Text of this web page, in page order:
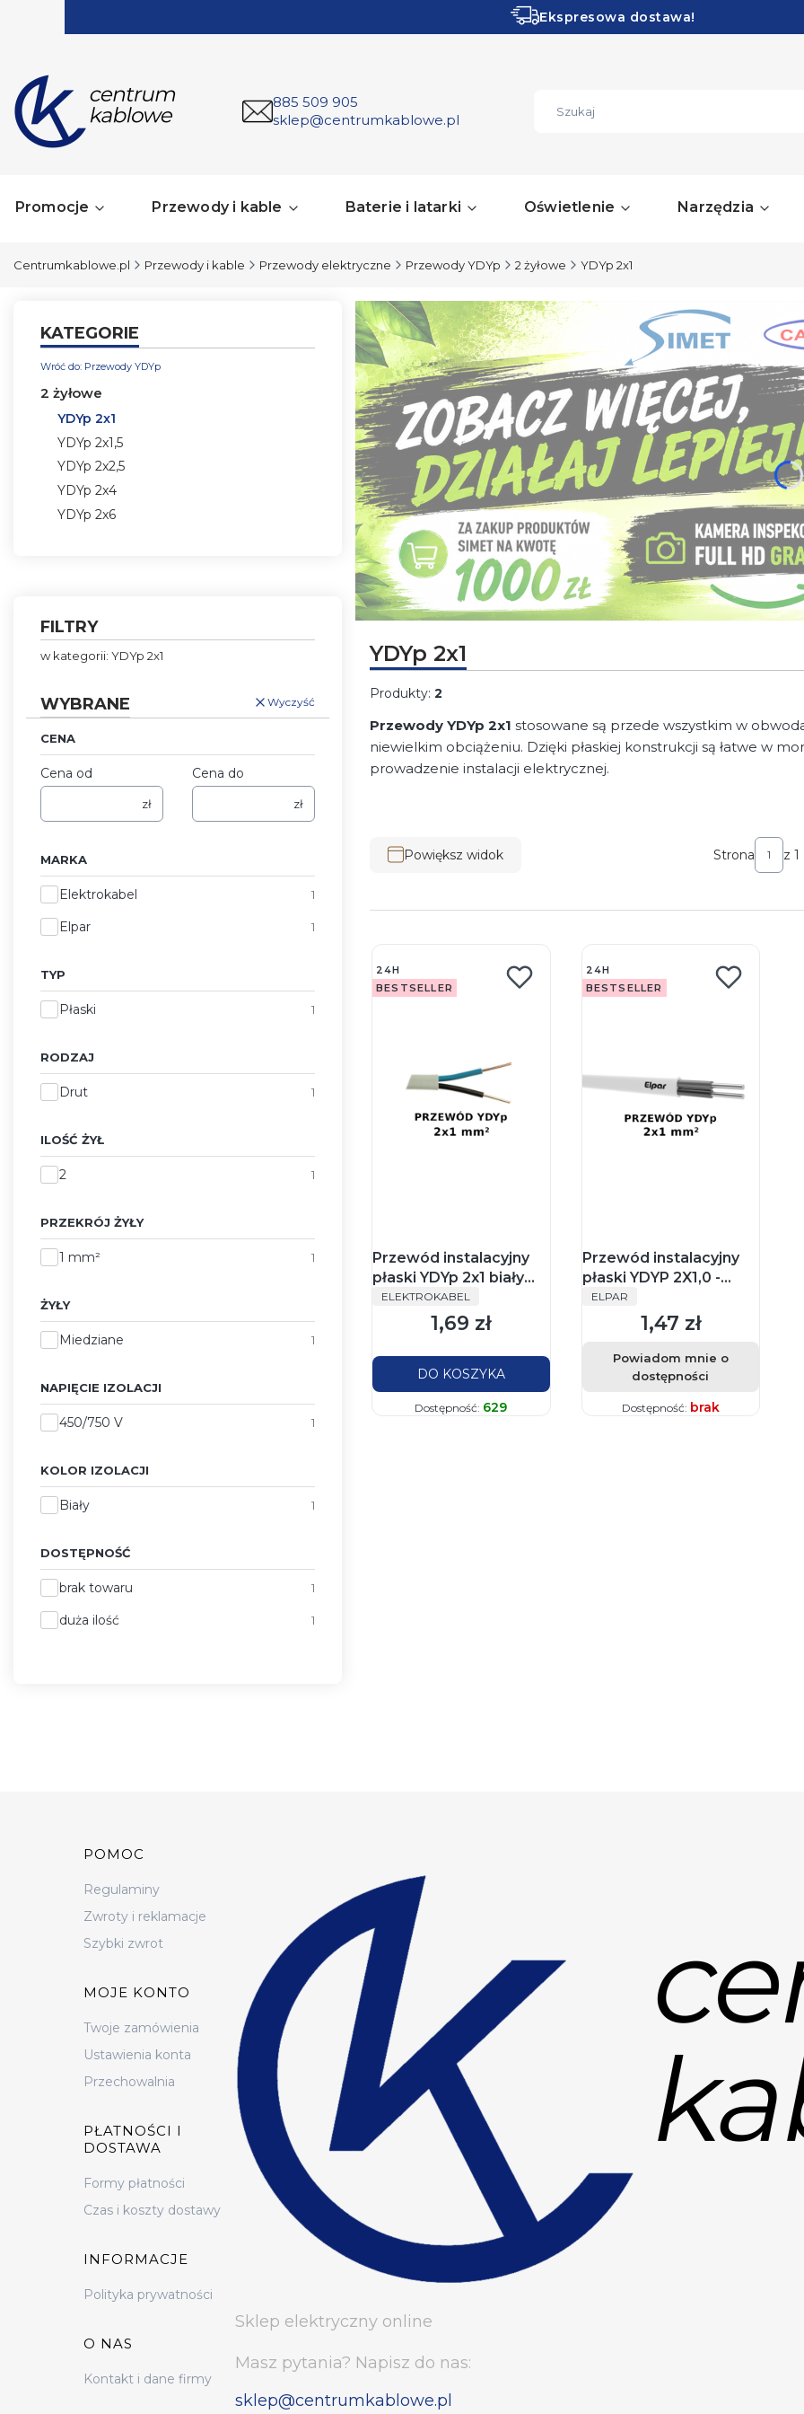
Ekspresowa dostawa!
885 509 905
sklep@centrumkablowe.pl
Promocje Przewody i kable Baterie i latarki Oświetlenie Narzędzia
Centrumkablowe.pl Przewody i kable Przewody elektryczne Przewody YDYp 2 żyłowe YDYp 2x1
KATEGORIE
Wróć do: Przewody YDYp
2 żyłowe
YDYp 2x1
YDYp 2x1,5
YDYp 2x2,5
YDYp 2x4
YDYp 2x6
FILTRY
w kategorii: YDYp 2x1
WYBRANE Wyczyść
CENA
Cena od
zł
Cena do
zł
MARKA
MarkaElektrokabel 1
Elpar 1
TYP
TypPłaski 1
RODZAJ
Rodzaj
Drut 1
ILOŚĆ ŻYŁ
Ilość żył
2 1
PRZEKRÓJ ŻYŁY
Przekrój żyły
1 mm² 1
ŻYŁY
ŻyłyMiedziane 1
NAPIĘCIE IZOLACJI
Napięcie izolacji
450/750 V 1
KOLOR IZOLACJI
Kolor izolacji
Biały 1
DOSTĘPNOŚĆ
Dostępność
brak towaru 1
duża ilość 1
YDYp 2x1
Produkty: 2
Przewody YDYp 2x1 stosowane są przede wszystkim w
niewielkim obciążeniu. Dzięki płaskiej konstrukcji są łatwe w
prowadzenie instalacji elektrycznej.
Powiększ widok Strona z 1
24H
BESTSELLER
Przewód instalacyjny
płaski YDYp 2x1 biały
450/750V Elektrokabel
krążek 100m
PRODUCENT
ELEKTROKABEL
Cena
1,69 zł
DO KOSZYKA
Dostępność: 629
24H
BESTSELLER
Przewód instalacyjny
płaski YDYP 2X1,0 -
Elpar
PRODUCENT
ELPAR
Cena
1,47 zł
Powiadom mnie o
dostępności
Dostępność: brak
Linki w stopce
POMOC
Regulaminy
Zwroty i reklamacje
Szybki zwrot
MOJE KONTO
Twoje zamówienia
Ustawienia konta
Przechowalnia
PŁATNOŚCI I
DOSTAWA
Formy płatności
Czas i koszty dostawy
INFORMACJE
Polityka prywatności
O NAS
Kontakt i dane firmy
Sklep elektryczny online
Masz pytania? Napisz do nas:
sklep@centrumkablowe.pl